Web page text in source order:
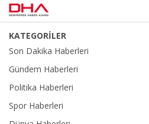
KATEGORİLER
Son Dakika Haberleri
Gündem Haberleri
Politika Haberleri
Spor Haberleri